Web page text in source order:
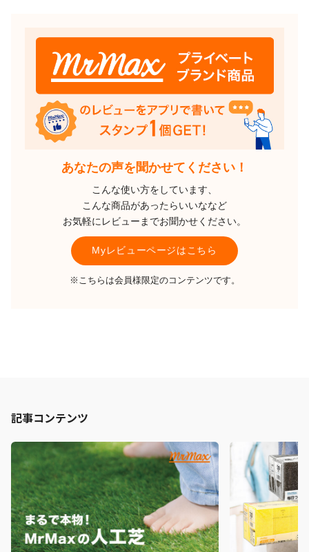
あなたの声を聞かせてください！
こんな使い方をしています、
こんな商品があったらいいななど
お気軽にレビューまでお聞かせください。
Myレビューページはこちら
※こちらは会員様限定のコンテンツです。
記事コンテンツ